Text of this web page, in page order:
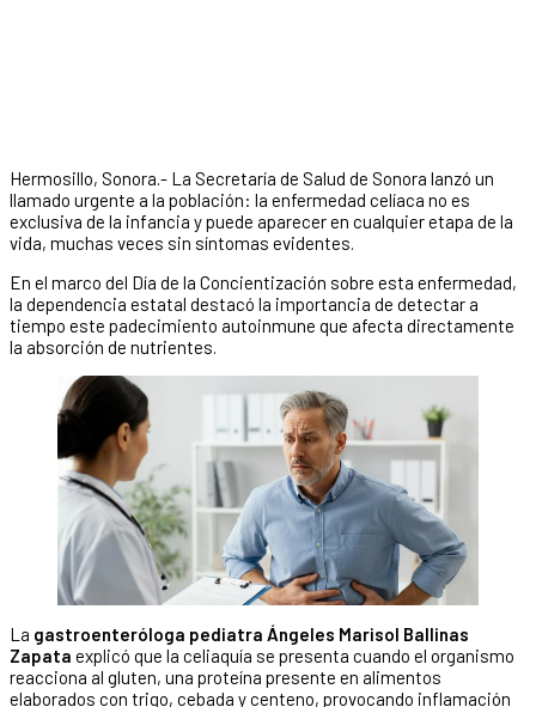
Hermosillo, Sonora.- La Secretaría de Salud de Sonora lanzó un
llamado urgente a la población: la enfermedad celíaca no es
exclusiva de la infancia y puede aparecer en cualquier etapa de la
vida, muchas veces sin síntomas evidentes.
En el marco del Día de la Concientización sobre esta enfermedad,
la dependencia estatal destacó la importancia de detectar a
tiempo este padecimiento autoinmune que afecta directamente
la absorción de nutrientes.
La gastroenteróloga pediatra Ángeles Marisol Ballinas
Zapata explicó que la celiaquía se presenta cuando el organismo
reacciona al gluten, una proteína presente en alimentos
elaborados con trigo, cebada y centeno, provocando inflamación